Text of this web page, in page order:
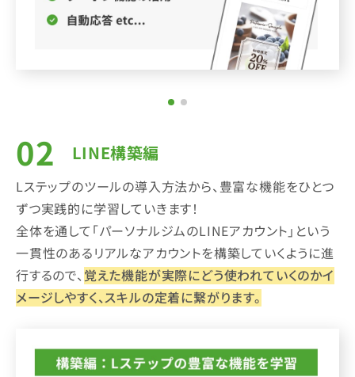
LINE構築編
Lステップのツールの導入方法から、豊富な機能をひとつ
ずつ実践的に学習していきます！
全体を通して「パーソナルジムのLINEアカウント」という
一貫性のあるリアルなアカウントを構築していくように進
行するので、 覚えた機能が実際にどう使われていくのかイ
メージしやすく、スキルの定着に繋がります。